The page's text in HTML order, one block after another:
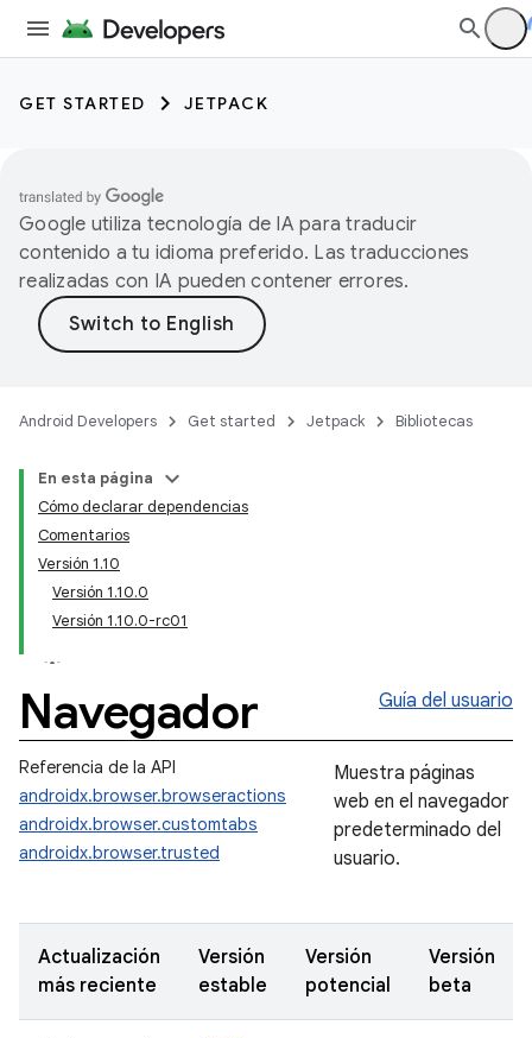
GET STARTED JETPACK
Google utiliza tecnología de IA para traducir
contenido a tu idioma preferido. Las traducciones
realizadas con IA pueden contener errores.
Android Developers Get started Jetpack Bibliotecas
En esta página
Cómo declarar dependencias
Comentarios
Versión 1.10
Versión 1.10.0
Versión 1.10.0-rc01
Navegador Guía del usuario
Referencia de la API
androidx.browser.browseractions
androidx.browser.customtabs
androidx.browser.trusted
Muestra páginas
web en el navegador
predeterminado del
usuario.
Actualización
más reciente
Versión
estable
Versión
potencial
Versión
beta